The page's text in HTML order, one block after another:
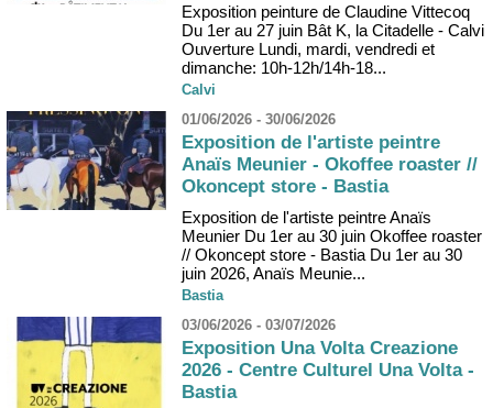
Exposition peinture de Claudine Vittecoq
Du 1er au 27 juin Bât K, la Citadelle - Calvi
Ouverture Lundi, mardi, vendredi et
dimanche: 10h-12h/14h-18...
Calvi
01/06/2026 - 30/06/2026
Exposition de l'artiste peintre
Anaïs Meunier - Okoffee roaster //
Okoncept store - Bastia
Exposition de l'artiste peintre Anaïs
Meunier Du 1er au 30 juin Okoffee roaster
// Okoncept store - Bastia Du 1er au 30
juin 2026, Anaïs Meunie...
Bastia
03/06/2026 - 03/07/2026
Exposition Una Volta Creazione
2026 - Centre Culturel Una Volta -
Bastia